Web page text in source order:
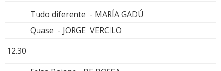
Tudo diferente - MARÍA GADÚ
Quase - JORGE VERCILO
12.30